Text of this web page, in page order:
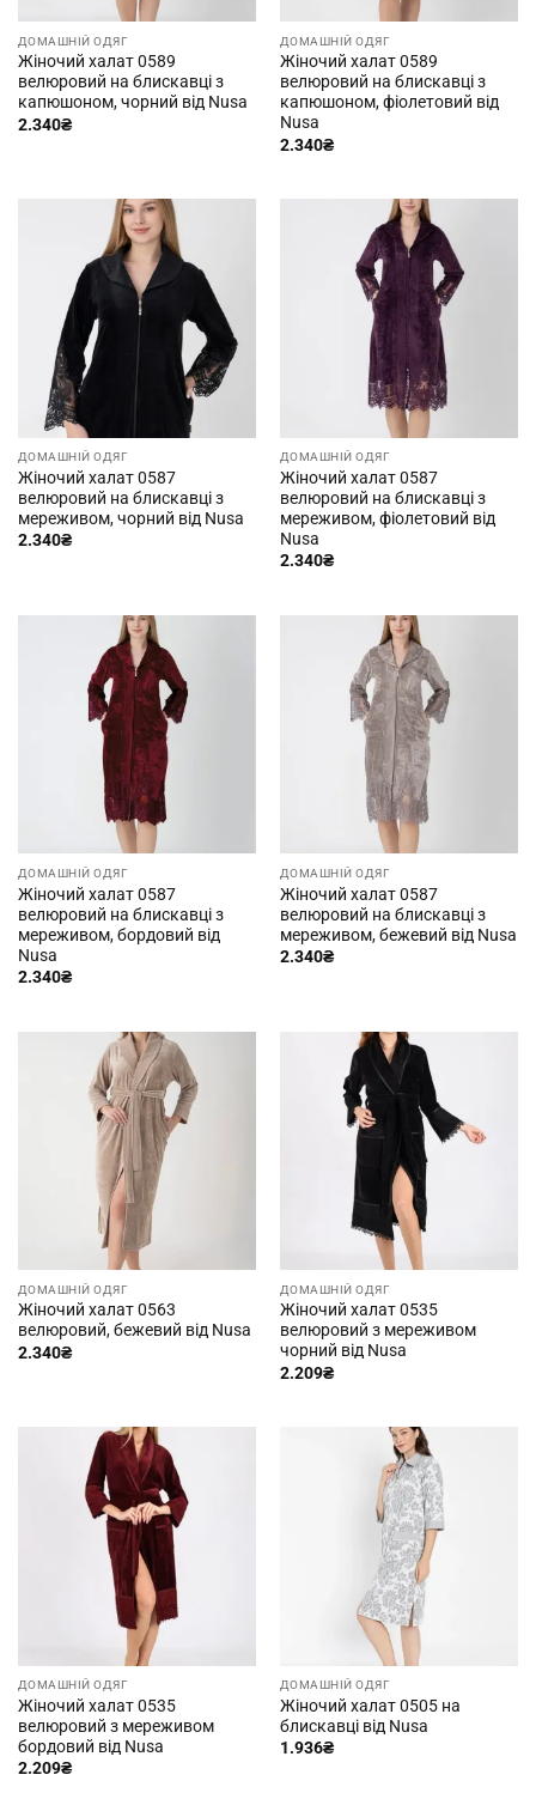
ДОМАШНІЙ ОДЯГ
Жіночий халат 0589
велюровий на блискавці з
капюшоном, чорний від Nusa
2.340₴
ДОМАШНІЙ ОДЯГ
Жіночий халат 0589
велюровий на блискавці з
капюшоном, фіолетовий від
Nusa
2.340₴
ДОМАШНІЙ ОДЯГ
Жіночий халат 0587
велюровий на блискавці з
мереживом, чорний від Nusa
2.340₴
ДОМАШНІЙ ОДЯГ
Жіночий халат 0587
велюровий на блискавці з
мереживом, фіолетовий від
Nusa
2.340₴
ДОМАШНІЙ ОДЯГ
Жіночий халат 0587
велюровий на блискавці з
мереживом, бордовий від
Nusa
2.340₴
ДОМАШНІЙ ОДЯГ
Жіночий халат 0587
велюровий на блискавці з
мереживом, бежевий від Nusa
2.340₴
ДОМАШНІЙ ОДЯГ
Жіночий халат 0563
велюровий, бежевий від Nusa
2.340₴
ДОМАШНІЙ ОДЯГ
Жіночий халат 0535
велюровий з мереживом
чорний від Nusa
2.209₴
ДОМАШНІЙ ОДЯГ
Жіночий халат 0535
велюровий з мереживом
бордовий від Nusa
2.209₴
ДОМАШНІЙ ОДЯГ
Жіночий халат 0505 на
блискавці від Nusa
1.936₴